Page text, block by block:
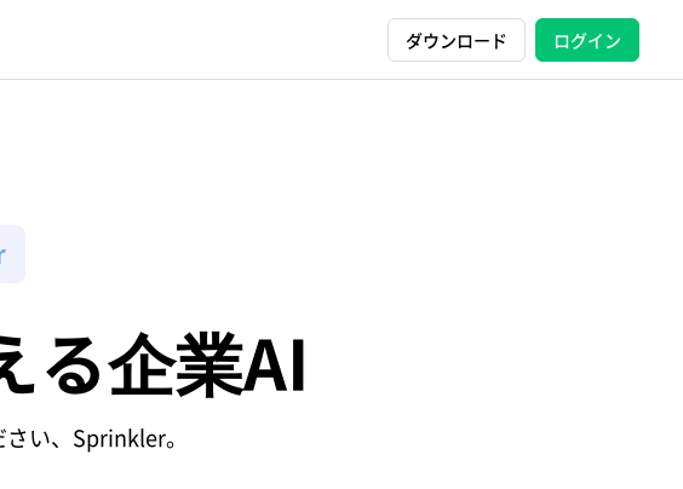
ダウンロード ログイン
る企業AI
い、Sprinkler。